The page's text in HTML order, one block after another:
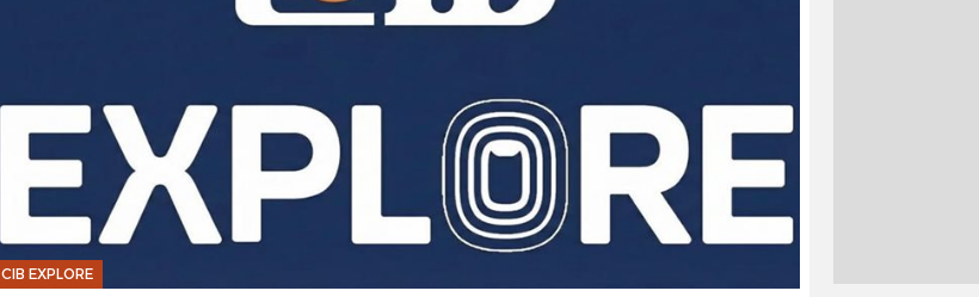
CIB EXPLORE